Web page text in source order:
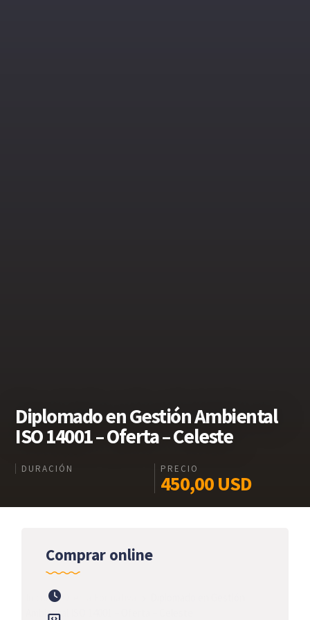
Diplomado en Gestión Ambiental
ISO 14001 – Oferta – Celeste
DURACIÓN PRECIO
450,00USD
Comprar online
Inicio
Ambiental ISO 14001 – Oferta – Celeste